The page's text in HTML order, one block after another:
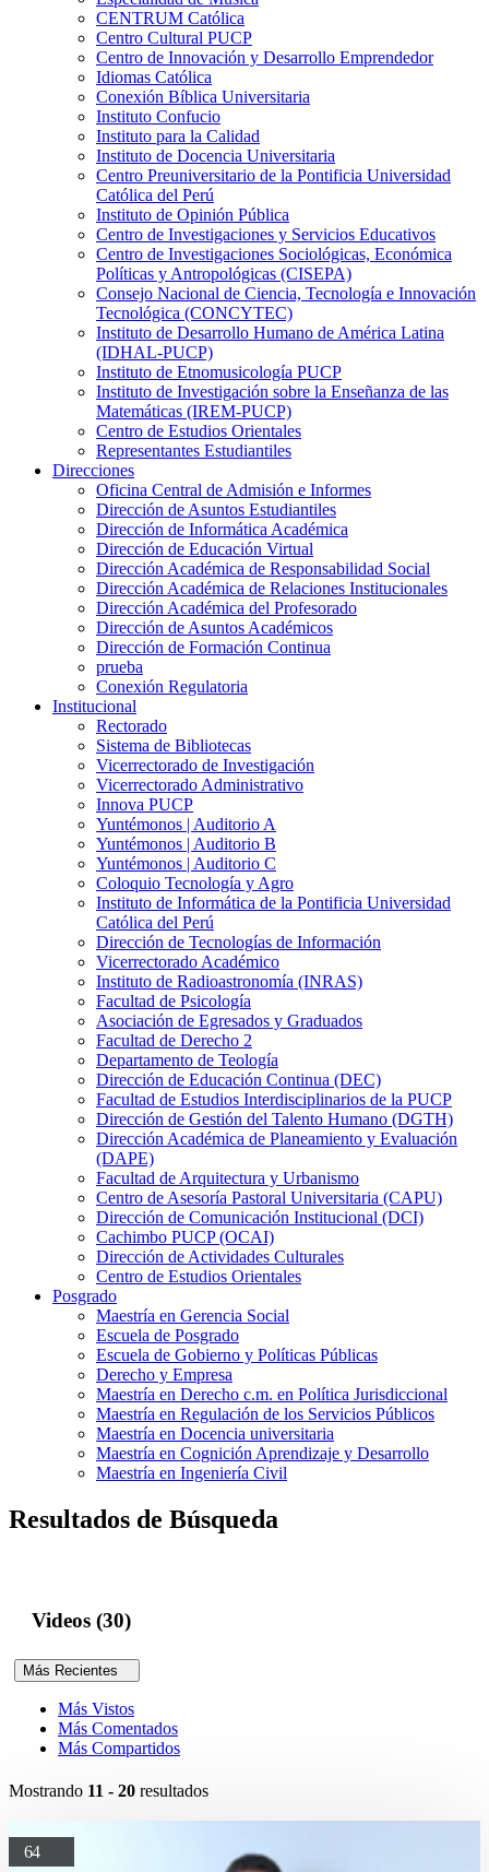
CENTRUM Católica
Centro Cultural PUCP
Centro de Innovación y Desarrollo Emprendedor
Idiomas Católica
Conexión Bíblica Universitaria
Instituto Confucio
Instituto para la Calidad
Instituto de Docencia Universitaria
Centro Preuniversitario de la Pontificia Universidad
Católica del Perú
Instituto de Opinión Pública
Centro de Investigaciones y Servicios Educativos
Centro de Investigaciones Sociológicas, Económica
Políticas y Antropológicas (CISEPA)
Consejo Nacional de Ciencia, Tecnología e Innovación
Tecnológica (CONCYTEC)
Instituto de Desarrollo Humano de América Latina
(IDHAL-PUCP)
Instituto de Etnomusicología PUCP
Instituto de Investigación sobre la Enseñanza de las
Matemáticas (IREM-PUCP)
Centro de Estudios Orientales
Representantes Estudiantiles
Direcciones
Oficina Central de Admisión e Informes
Dirección de Asuntos Estudiantiles
Dirección de Informática Académica
Dirección de Educación Virtual
Dirección Académica de Responsabilidad Social
Dirección Académica de Relaciones Institucionales
Dirección Académica del Profesorado
Dirección de Asuntos Académicos
Dirección de Formación Continua
prueba
Conexión Regulatoria
Institucional
Rectorado
Sistema de Bibliotecas
Vicerrectorado de Investigación
Vicerrectorado Administrativo
Innova PUCP
Yuntémonos | Auditorio A
Yuntémonos | Auditorio B
Yuntémonos | Auditorio C
Coloquio Tecnología y Agro
Instituto de Informática de la Pontificia Universidad
Católica del Perú
Dirección de Tecnologías de Información
Vicerrectorado Académico
Instituto de Radioastronomía (INRAS)
Facultad de Psicología
Asociación de Egresados y Graduados
Facultad de Derecho 2
Departamento de Teología
Dirección de Educación Continua (DEC)
Facultad de Estudios Interdisciplinarios de la PUCP
Dirección de Gestión del Talento Humano (DGTH)
Dirección Académica de Planeamiento y Evaluación
(DAPE)
Facultad de Arquitectura y Urbanismo
Centro de Asesoría Pastoral Universitaria (CAPU)
Dirección de Comunicación Institucional (DCI)
Cachimbo PUCP (OCAI)
Dirección de Actividades Culturales
Centro de Estudios Orientales
Posgrado
Maestría en Gerencia Social
Escuela de Posgrado
Escuela de Gobierno y Políticas Públicas
Derecho y Empresa
Maestría en Derecho c.m. en Política Jurisdiccional
Maestría en Regulación de los Servicios Públicos
Maestría en Docencia universitaria
Maestría en Cognición Aprendizaje y Desarrollo
Maestría en Ingeniería Civil
Resultados de Búsqueda
Videos (30)
Más Recientes
Más Vistos
Más Comentados
Más Compartidos
Mostrando 11 - 20 resultados
64